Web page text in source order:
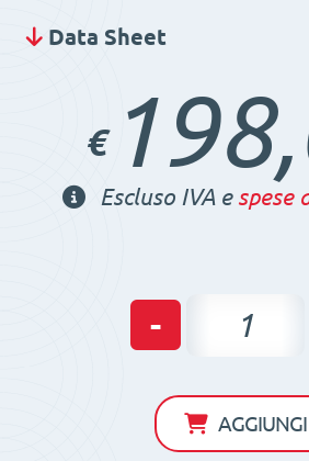
Data Sheet
€
Escluso IVA e spese
-
magnetica
all'acqua)
25
AGGIUNGI